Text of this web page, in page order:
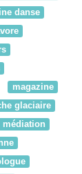
line danse
magazine
glaciaire
médiation